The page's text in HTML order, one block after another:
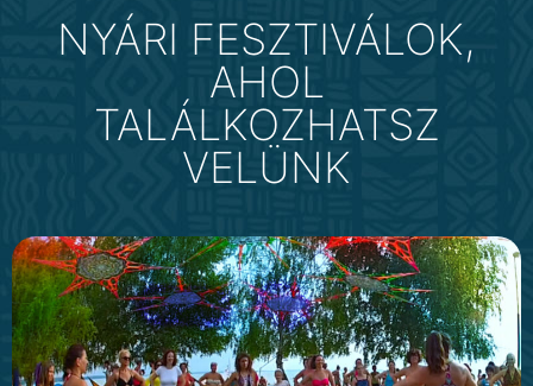
NYÁRI FESZTIVÁLOK,
AHOL
TALÁLKOZHATSZ
VELÜNK